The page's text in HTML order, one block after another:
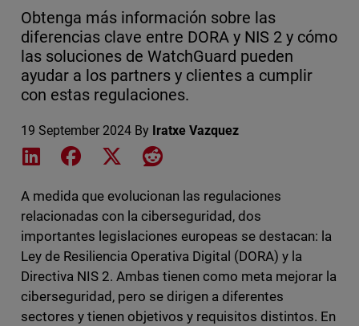
Obtenga más información sobre las
diferencias clave entre DORA y NIS 2 y cómo
las soluciones de WatchGuard pueden
ayudar a los partners y clientes a cumplir
con estas regulaciones.
19 September 2024 By Iratxe Vazquez
Share on LinkedIn
Share on Facebook
Share on XShare on Reddit
A medida que evolucionan las regulaciones
relacionadas con la ciberseguridad, dos
importantes legislaciones europeas se destacan: la
Ley de Resiliencia Operativa Digital (DORA) y la
Directiva NIS 2. Ambas tienen como meta mejorar la
ciberseguridad, pero se dirigen a diferentes
sectores y tienen objetivos y requisitos distintos. En